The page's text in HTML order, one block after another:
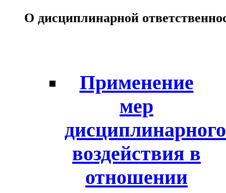
О дисциплинарной
Применение
мер
дисциплинарного
воздействия в
отношении